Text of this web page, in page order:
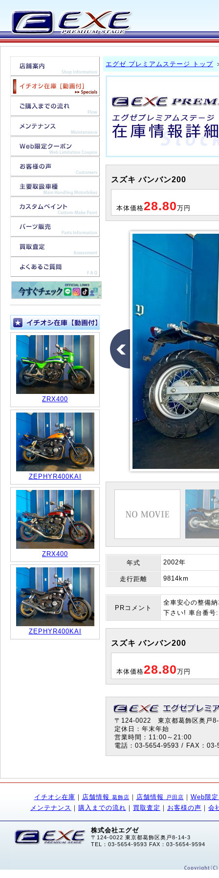
ZRX400
ZEPHYR400KAI
ZRX400
ZEPHYR400KAI
エグゼ プレミアムステージ トップ
スズキ バンバン200
本体価格28.80万円
年式 2002年
走行距離 9814km
PRコメント
全車安心の整備
下さい! 車台番号
スズキ バンバン200
本体価格28.80万円
〒124-0022 東京都葛飾区奥戸
定休日：年末年始
営業時間：11:00～21:00
電話：03-5654-9593 / FAX：03-
イチオシ在庫 ｜ 店舗情報 葛飾店 ｜ 店舗情報 戸田店 ｜ Web限
メンテナンス ｜ 購入までの流れ ｜ 買取査定 ｜ お客様の声 ｜ 会
株式会社エグゼ
〒124-0022 東京都葛飾区奥戸8-14-3
TEL：03-5654-9593 FAX：03-5654-9594